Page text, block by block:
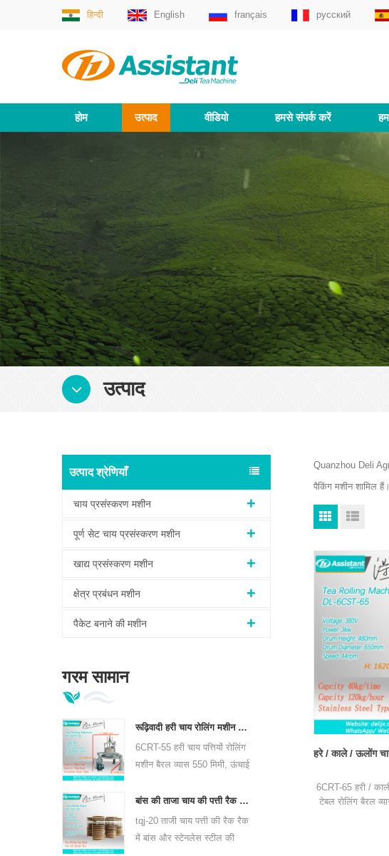
हिन्दी English français русский
होम उत्पाद वीडियो हमसे संपर्क करें
उत्पाद
उत्पाद श्रेणियाँ
चाय प्रसंस्करण मशीन
पूर्ण सेट चाय प्रसंस्करण मशीन
खाद्य प्रसंस्करण मशीन
क्षेत्र प्रबंधन मशीन
पैकेट बनाने की मशीन
गरम सामान
रूढ़िवादी हरी चाय रोलिंग मशीन 6crt-55 छोड़ देता है
6CRT-55 हरी चाय पत्तियों रोलिंग
मशीन बैरल व्यास 550 मिमी, ऊंचाई
किग्रा / घंटा है
बांस की ताजा चाय की पत्ती रैक रैक tjj-20
tqj-20 ताजी चाय पत्ती की रैक रैक
में बांस और स्टेनलेस स्टील की
Quanzhou Deli
पैकिंग मशीन शामिल हैं।
हरे / काले / ऊलोंग
6CRT-65 हरी /
टेबल रोलिंग बैरल